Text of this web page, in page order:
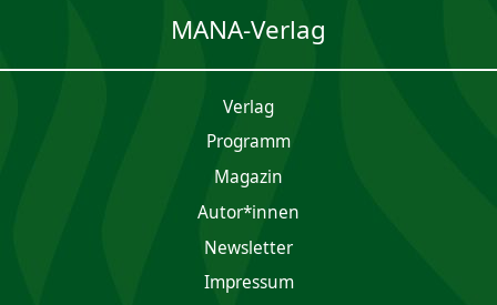
MANA-Verlag
Verlag
Programm
Magazin
Autor*innen
Newsletter
Impres­sum